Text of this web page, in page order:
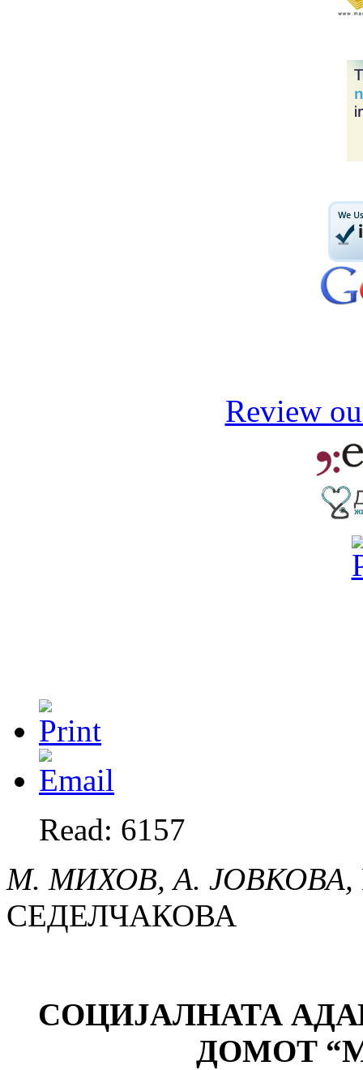
Review
Read: 6157
М. МИХОВ, А. ЈОВКОВА,
СЕДЕЛЧАКОВА
СОЦИЈАЛНАТА
ДОМОТ “